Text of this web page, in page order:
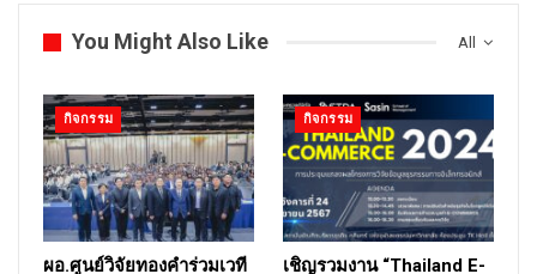
All
You Might Also Like
กิจกรรม
ผอ.ศูนย์วิจัยทองคำร่วมเวที
กิจกรรม
เชิญรวมงาน “Thailand E-